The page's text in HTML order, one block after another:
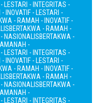
LESTARI - INTEGRITAS -
INOVATIF - LESTARI -
- RAMAH - INOVATIF -
BERTAKWA - RAMAH -
NASIONALISBERTAKWA -
-
LESTARI - INTEGRITAS -
INOVATIF - LESTARI -
- RAMAH - INOVATIF -
BERTAKWA - RAMAH -
NASIONALISBERTAKWA -
-
LESTARI - INTEGRITAS -